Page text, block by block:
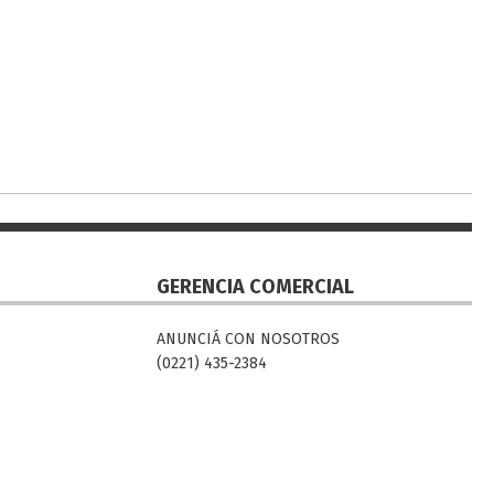
GERENCIA COMERCIAL
ANUNCIÁ CON NOSOTROS
(0221) 435-2384